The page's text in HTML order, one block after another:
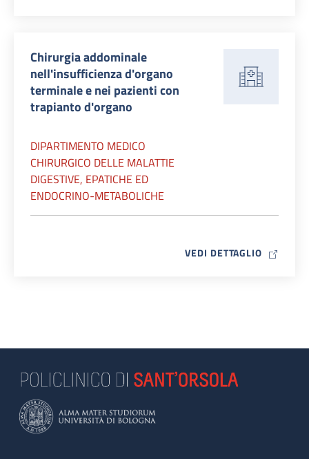
Chirurgia addominale
nell'insufficienza d'organo
terminale e nei pazienti con
trapianto d'organo
DIPARTIMENTO MEDICO
CHIRURGICO DELLE MALATTIE
DIGESTIVE, EPATICHE ED
ENDOCRINO-METABOLICHE
VEDI DETTAGLIO MAP ICON